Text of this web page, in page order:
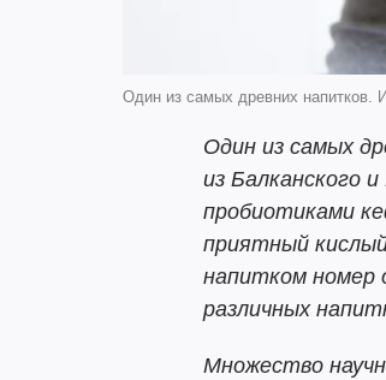
Один из самых древних напитков.
Один из самых
из Балканского
пробиотиками
приятный
напитком номер
различных
Множество